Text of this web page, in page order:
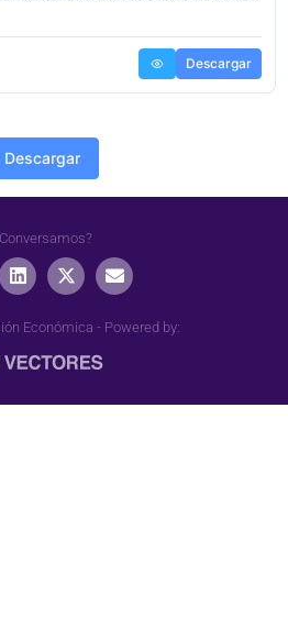
Descargar
Descargar
Económica - Powered by: